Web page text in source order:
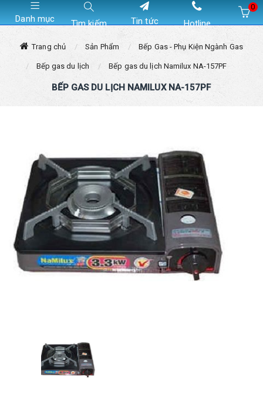
Danh mục Tìm kiếm Tin tức Hotline
0
Trang chủ Sản Phẩm Bếp Gas - Phụ Kiện Ngành Gas
Bếp gas du lịch Bếp gas du lịch Namilux NA-157PF
BẾP GAS DU LỊCH NAMILUX NA-157PF